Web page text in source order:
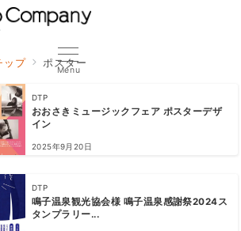
Menu
ップ ポスター
DTP
おおさきミュージックフェア ポスターデザ
イン
2025年9月20日
DTP
鳴子温泉観光協会様 鳴子温泉感謝祭2024ス
タンプラリー...